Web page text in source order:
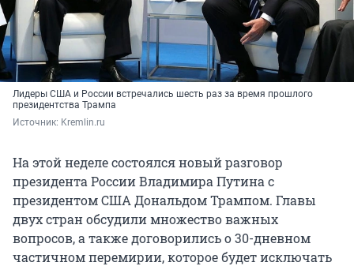
Лидеры США и России встречались шесть раз за время прошлого
президентства Трампа
Источник: Kremlin.ru
На этой неделе состоялся новый разговор
президента России Владимира Путина с
президентом США Дональдом Трампом. Главы
двух стран обсудили множество важных
вопросов, а также договорились о 30-дневном
частичном перемирии, которое будет исключать